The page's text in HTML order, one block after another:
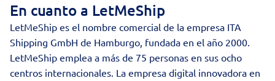
En cuanto a LetMeShip
LetMeShip es el nombre comercial de la empresa ITA
Shipping GmbH de Hamburgo, fundada en el año 2000.
LetMeShip emplea a más de 75 personas en sus ocho
centros internacionales. La empresa digital innovadora en